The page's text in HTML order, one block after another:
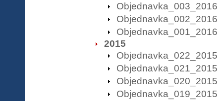
Objednavka_003_2016
Objednavka_002_2016
Objednavka_001_2016
2015
Objednavka_022_2015
Objednavka_021_2015
Objednavka_020_2015
Objednavka_019_2015